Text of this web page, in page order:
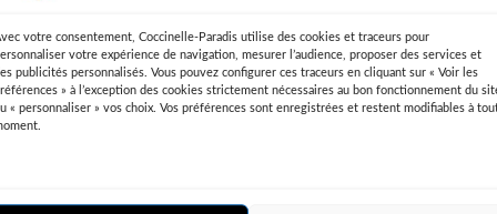
votre consentement, Coccinelle-Paradis utilise des cookies et traceurs pour
votre expérience de navigation, mesurer l’audience, proposer des services et
publicités personnalisés. Vous pouvez configurer ces traceurs en cliquant sur « Voir les
» à l’exception des cookies strictement nécessaires au bon fonctionnement du
« personnaliser » vos choix. Vos préférences sont enregistrées et restent modifiables à